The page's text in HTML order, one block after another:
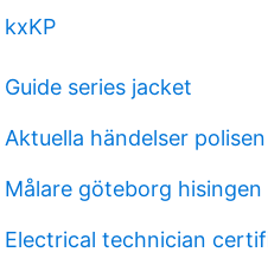
kxKP
Guide series jacket
Aktuella händelser
Målare göteborg hisingen
Electrical technician